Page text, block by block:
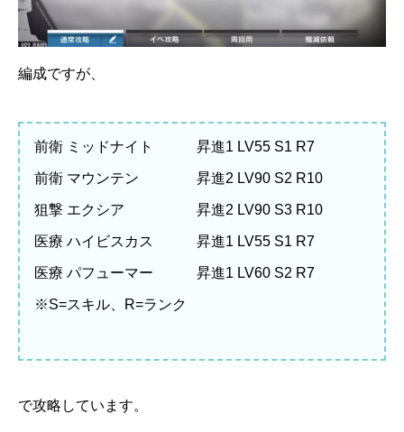
編成ですが、
前衛 ミッドナイト 昇進1 LV55 S1 R7
前衛 マウンテン 昇進2 LV90 S2 R10
狙撃 エクシア 昇進2 LV90 S3 R10
医療 ハイビスカス 昇進1 LV55 S1 R7
医療 パフューマー 昇進1 LV60 S2 R7
※S=スキル、R=ランク
で攻略しています。